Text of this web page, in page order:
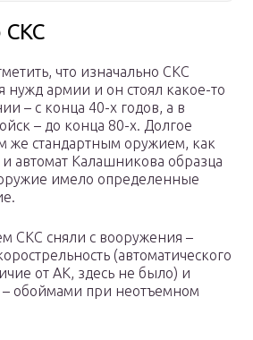
СКС
что изначально СКС
нужд армии и он стоял какое-то
– с конца 40-х годов, а в
– до конца 80-х. Долгое
же стандартным оружием, как
автомат Калашникова образца
имело определенные
СКС сняли с вооружения –
(автоматического
от АК, здесь не было) и
– обоймами при неотъемном